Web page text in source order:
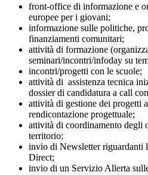
front-office di informazione e
europee per i giovani;
informazione sulle politiche,
finanziamenti comunitari;
attività di formazione
seminari/incontri/infoday su
incontri/progetti con le scuole;
attività di assistenza tecnica
dossier di candidatura a call
attività di gestione dei progetti
rendicontazione progettuale;
attività di coordinamento degli
territorio;
invio di Newsletter riguardanti
Direct;
invio di un Servizio Allerta